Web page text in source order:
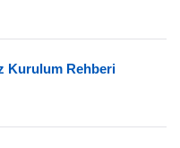
Kurulum Rehberi